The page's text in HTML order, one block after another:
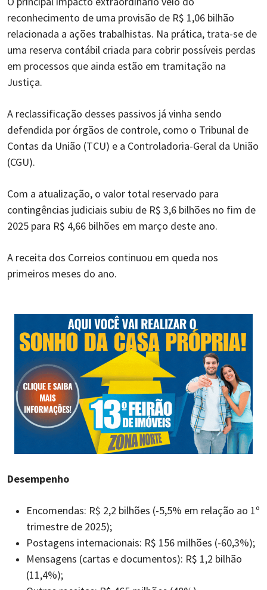
reconhecimento de uma provisão de R$ 1,06 bilhão
relacionada a ações trabalhistas. Na prática, trata-se de
uma reserva contábil criada para cobrir possíveis perdas
em processos que ainda estão em tramitação na
Justiça.
A reclassificação desses passivos já vinha sendo
defendida por órgãos de controle, como o Tribunal de
Contas da União (TCU) e a Controladoria-Geral da União
(CGU).
Com a atualização, o valor total reservado para
contingências judiciais subiu de R$ 3,6 bilhões no fim de
2025 para R$ 4,66 bilhões em março deste ano.
A receita dos Correios continuou em queda nos
primeiros meses do ano.
Desempenho
Encomendas: R$ 2,2 bilhões (-5,5% em relação ao 1º
trimestre de 2025);
Postagens internacionais: R$ 156 milhões (-60,3%);
Mensagens (cartas e documentos): R$ 1,2 bilhão
(11,4%);